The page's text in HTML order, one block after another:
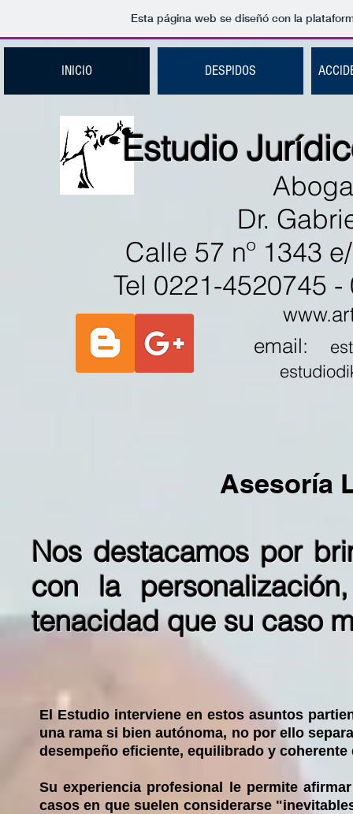
Esta página web se diseñó con la
INICIO DESPIDOS
Estudio
Dr.
Calle 57 nº 1343
Tel 0221-4520745
email:
Asesoría
Nos destacamos por
con la
tenacidad que su caso
El Estudio interviene en estos asuntos
una rama si bien autónoma, no por ello
desempeño eficiente, equilibrado y coherente
Su experiencia profesional le permite
casos en que suelen considerarse